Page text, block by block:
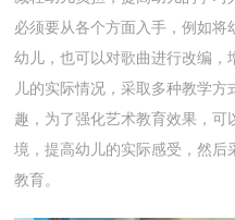
必须要从各个方面入手，例如将
幼儿，也可以对歌曲进行改编，
儿的实际情况，采取多种教学
趣，为了强化艺术教育效果，
境，提高幼儿的实际感受，然
教育。